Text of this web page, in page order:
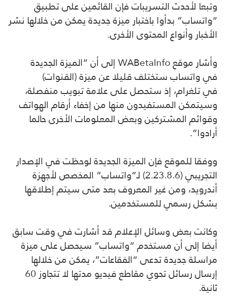
وتبعا لأحدث التسريبات فإن القائمين على تطبيق
“واتساب” بدأوا باختبار ميزة جديدة يمكن من خلالها نشر
الأخبار وأنواع المحتوى الأخرى.
وأشار موقع WABetaInfo إلى أن “الميزة الجديدة
في واتساب ستختلف قليلا عن ميزة (القنوات)
في تلغرام، إذ ستحصل على علامة تبويب منفصلة،
وسيتمكن المستفيدون منها من إخفاء أرقام الهواتف
وقوائم المشتركين وبعض المعلومات الأخرى حالما
أرادوا”.
ووفقا للموقع فإن الميزة الجديدة لوحظت في الإصدار
التجريبي (2.23.8.6) لـ”واتساب” المخصص لأجهزة
أندرويد، ومن غير المعروف بعد متى سيتم إطلاقها
بشكل رسمي للمستخدمين.
وكانت بعض وسائل الإعلام قد أشارت في وقت سابق
أيضا إلى أن مستخدم “واتساب” سيحصل على ميزة
مراسلة جديدة تدعى “الفقاعات”، يمكن من خلالها
إرسال رسائل تحوي مقاطع فيديو مدتها لا تتجاوز 60
ثانية.